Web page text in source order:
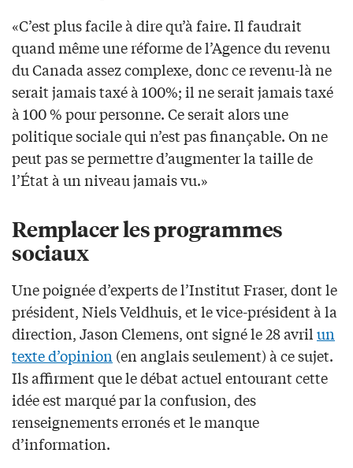
«C’est plus facile à dire qu’à faire. Il faudrait
quand même une réforme de l’Agence du revenu
du Canada assez complexe, donc ce revenu-là ne
serait jamais taxé à 100%; il ne serait jamais taxé
à 100 % pour personne. Ce serait alors une
politique sociale qui n’est pas finançable. On ne
peut pas se permettre d’augmenter la taille de
l’État à un niveau jamais vu.»
Remplacer les programmes
sociaux
Une poignée d’experts de l’Institut Fraser, dont le
président, Niels Veldhuis, et le vice-président à la
direction, Jason Clemens, ont signé le 28 avril un
texte d’opinion (en anglais seulement) à ce sujet.
Ils affirment que le débat actuel entourant cette
idée est marqué par la confusion, des
renseignements erronés et le manque
d’information.